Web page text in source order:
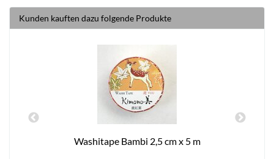
Kunden kauften dazu folgende Produkte
Washitape Bambi 2,5 cm x 5 m